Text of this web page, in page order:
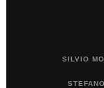
SILVIO